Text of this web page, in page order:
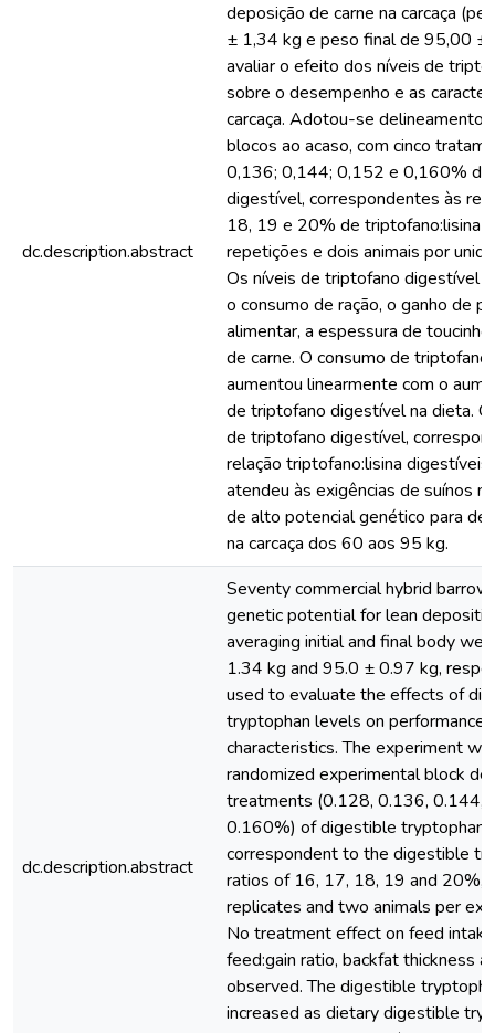
dc.description.abstract
deposição de carne na carcaça
± 1,34 kg e peso final de 95,00 ±
avaliar o efeito dos níveis de
sobre o desempenho e as
carcaça. Adotou-se delineamento
blocos ao acaso, com cinco
0,136; 0,144; 0,152 e 0,160%
digestível, correspondentes às
18, 19 e 20% de triptofano:lisina
repetições e dois animais por
Os níveis de triptofano digestível
o consumo de ração, o ganho de
alimentar, a espessura de
de carne. O consumo de
aumentou linearmente com o
de triptofano digestível na dieta.
de triptofano digestível,
relação triptofano:lisina
atendeu às exigências de suínos
de alto potencial genético para
na carcaça dos 60 aos 95 kg.
dc.description.abstract
Seventy commercial hybrid
genetic potential for lean
averaging initial and final body
1.34 kg and 95.0 ± 0.97 kg,
used to evaluate the effects of
tryptophan levels on performance
characteristics. The experiment
randomized experimental block
treatments (0.128, 0.136, 0.144,
0.160%) of digestible tryptophan,
correspondent to the digestible
ratios of 16, 17, 18, 19 and 20%,
replicates and two animals per
No treatment effect on feed
feed:gain ratio, backfat thickness
observed. The digestible
increased as dietary digestible